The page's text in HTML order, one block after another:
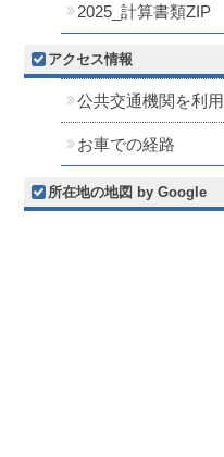
2025_計算書類ZIP
アクセス情報
公共交通機関を利用
お車での経路
所在地の地図 by Google